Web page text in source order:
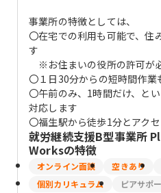
事業所の特徴としては、
〇在宅での利用も可能で、住
す
※お住まいの役所の許可が
〇１日30分からの短時間作業
〇午前のみ、1時間だけ、と
対応します
〇福生駅から徒歩1分とアク
就労継続支援B型事業所
Worksの特徴
オンライン面談 空きあり
個別カリキュラム
ピアサポ